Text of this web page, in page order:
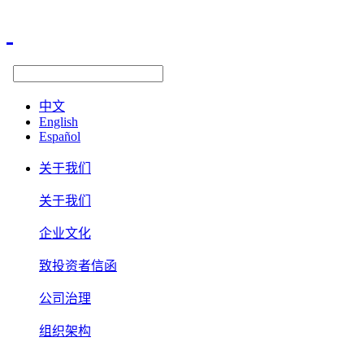
中文
English
Español
关于我们
关于我们
企业文化
致投资者信函
公司治理
组织架构